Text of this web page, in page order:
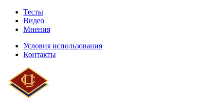
Тесты
Видео
Мнения
Условия использования
Контакты